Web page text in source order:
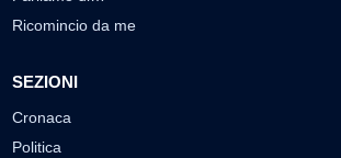
Ricomincio da me
SEZIONI
Cronaca
Politica